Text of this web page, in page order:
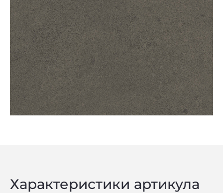
Характеристики артикула